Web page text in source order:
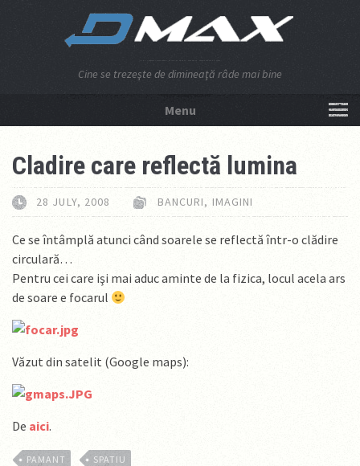
Cine se trezeşte de dimineaţă râde mai bine
Menu
Cladire care reflectă lumina
28 JULY, 2008 BANCURI, IMAGINI
Ce se întâmplă atunci când soarele se reflectă într-o clădire
circulară…
Pentru cei care işi mai aduc aminte de la fizica, locul acela ars
de soare e focarul
Văzut din satelit (Google maps):
De aici.
PAMANT SPATIU